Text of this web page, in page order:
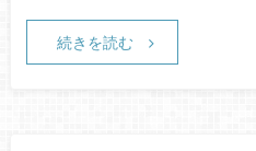
続きを読む